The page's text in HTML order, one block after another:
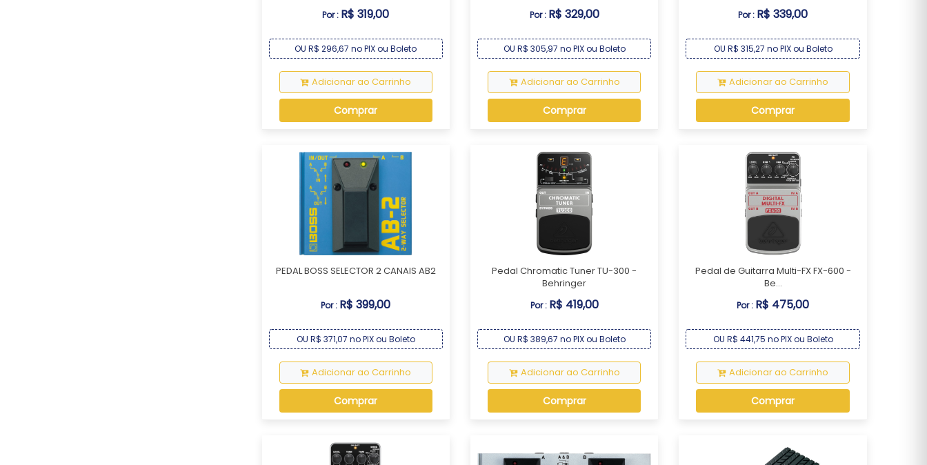
Por : R$ 319,00
OU R$ 296,67 no PIX ou Boleto
Adicionar ao Carrinho
Comprar
Por : R$ 329,00
OU R$ 305,97 no PIX ou Boleto
Adicionar ao Carrinho
Comprar
Por : R$ 339,00
OU R$ 315,27 no PIX ou Boleto
Adicionar ao Carrinho
Comprar
PEDAL BOSS SELECTOR 2 CANAIS AB2
Por : R$ 399,00
OU R$ 371,07 no PIX ou Boleto
Adicionar ao Carrinho
Comprar
Pedal Chromatic Tuner TU-300 -
Behringer
Por : R$ 419,00
OU R$ 389,67 no PIX ou Boleto
Adicionar ao Carrinho
Comprar
Pedal de Guitarra Multi-FX FX-600 -
Be...
Por : R$ 475,00
OU R$ 441,75 no PIX ou Boleto
Adicionar ao Carrinho
Comprar